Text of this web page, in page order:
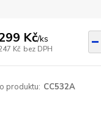
Kč/ks
Kč bez DPH
produktu: CC532A